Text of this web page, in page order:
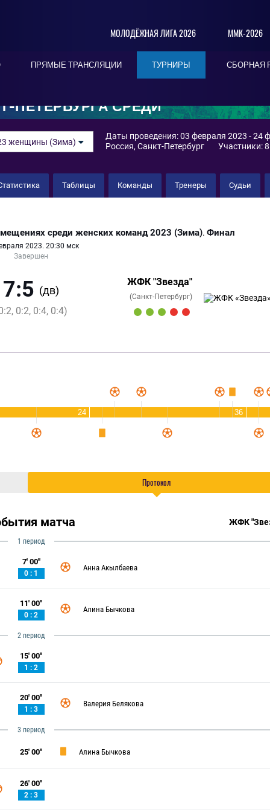
МОЛОДЁЖНАЯ ЛИГА 2026 ММК-2026
ПРЯМЫЕ ТРАНСЛЯЦИИ ТУРНИРЫ СБОРНАЯ
ПЕТЕРБУРГА СРЕДИ
женщины (Зима)
Даты проведения: 03 февраля 2023 - 24
Россия, Санкт-Петербург
Участники: 8
Таблицы Команды Тренеры Судьи
среди женских команд 2023 (Зима). Финал
2023. 20:30 мск
Завершен
7:5 (дв)
0:2, 0:4, 0:4)
ЖФК "Звезда"
(Санкт-Петербург)
24 36
Протокол
матча ЖФК
1 период
7' 00''
0 : 1
Анна Акылбаева
11' 00''
0 : 2
Алина Бычкова
2 период
15' 00''
1 : 2
20' 00''
1 : 3
Валерия Белякова
3 период
25' 00'' Алина Бычкова
26' 00''
2 : 3